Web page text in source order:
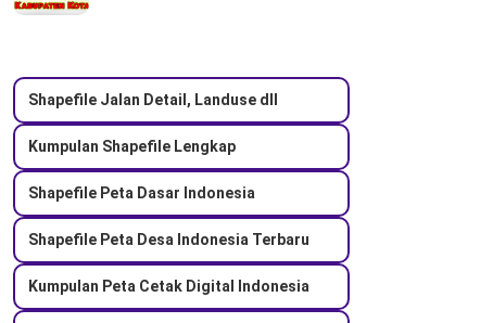
Shapefile Jalan Detail, Landuse dll
Kumpulan Shapefile Lengkap
Shapefile Peta Dasar Indonesia
Shapefile Peta Desa Indonesia Terbaru
Kumpulan Peta Cetak Digital Indonesia